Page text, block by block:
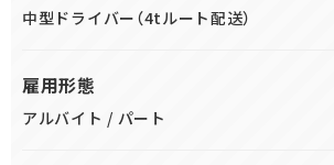
付いているので
/／
★【働きやすさ】に注目
中型ドライバー（4tルート配送）
雇用形態
アルバイト / パート